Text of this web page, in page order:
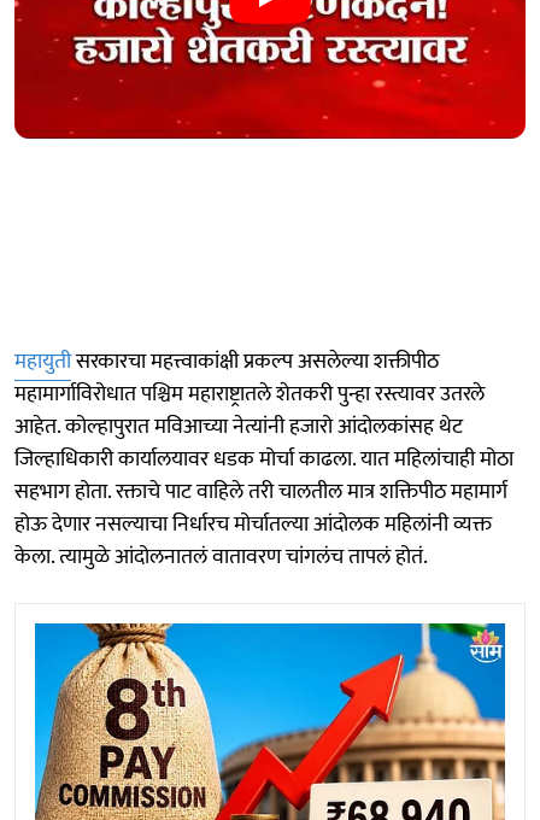
महायुतीसरकारचा महत्त्वाकांक्षी प्रकल्प असलेल्या शक्तीपीठ
महामार्गाविरोधात पश्चिम महाराष्ट्रातले शेतकरी पुन्हा रस्त्यावर उतरले
आहेत. कोल्हापुरात मविआच्या नेत्यांनी हजारो आंदोलकांसह थेट
जिल्हाधिकारी कार्यालयावर धडक मोर्चा काढला. यात महिलांचाही मोठा
सहभाग होता. रक्ताचे पाट वाहिले तरी चालतील मात्र शक्तिपीठ महामार्ग
होऊ देणार नसल्याचा निर्धारच मोर्चातल्या आंदोलक महिलांनी व्यक्त
केला. त्यामुळे आंदोलनातलं वातावरण चांगलंच तापलं होतं.